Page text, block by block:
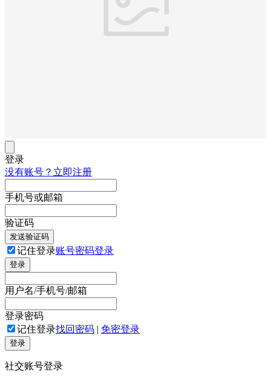
登录
没有账号？立即注册
手机号或邮箱
验证码
发送验证码
记住登录账号密码登录
登录
用户名/手机号/邮箱
登录密码
记住登录找回密码 | 免密登录
登录
社交账号登录